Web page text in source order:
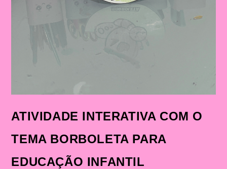
ATIVIDADE INTERATIVA COM O
TEMA BORBOLETA PARA
EDUCAÇÃO INFANTIL